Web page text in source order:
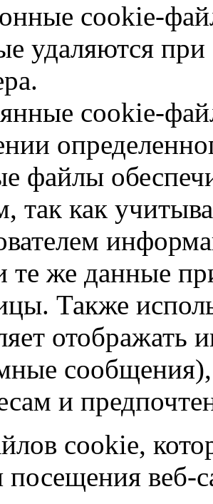
cookie-
удаляются
cookie-
файлы
так как
те же данные
Также
и
cookie,
посещения веб-